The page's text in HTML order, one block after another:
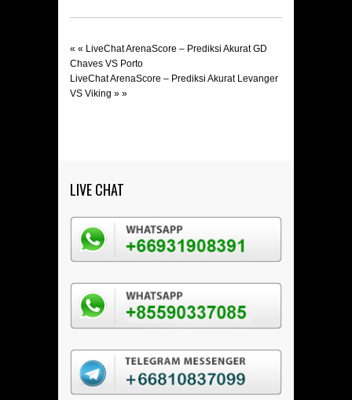
« « LiveChat ArenaScore – Prediksi Akurat GD
Chaves VS Porto
LiveChat ArenaScore – Prediksi Akurat Levanger
VS Viking » »
LIVE CHAT